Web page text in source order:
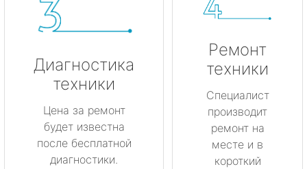
Диагностика
техники
Цена за ремонт
будет известна
после бесплатной
диагностики.
Ремонт
техники
Специалист
производит
ремонт на
месте и в
короткий